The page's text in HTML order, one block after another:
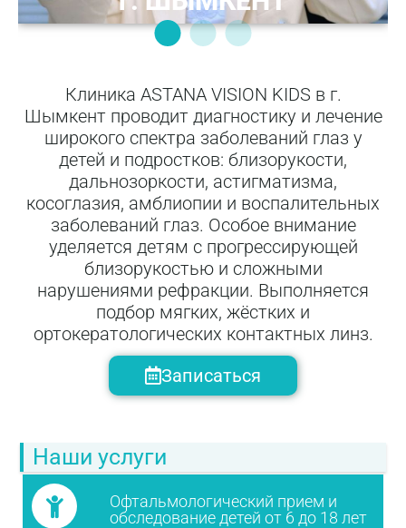
Клиника ASTANA VISION KIDS в г.
Шымкент проводит диагностику и лечение
широкого спектра заболеваний глаз у
детей и подростков: близорукости,
дальнозоркости, астигматизма,
косоглазия, амблиопии и воспалительных
заболеваний глаз. Особое внимание
уделяется детям с прогрессирующей
близорукостью и сложными
нарушениями рефракции. Выполняется
подбор мягких, жёстких и
ортокератологических контактных линз.
Записаться
Наши услуги
Офтальмологический прием и
обследование детей от 6 до 18 лет